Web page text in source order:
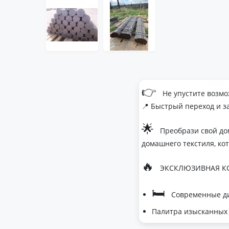
👉
Не упустите
📍 Быстрый переход и
🌟
Преобрази свой
домашнего текстиля,
🔥 ЭКСКЛЮЗИВНАЯ
🛏
Современные
Палитра изысканных